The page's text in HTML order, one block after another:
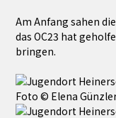
Am Anfang sahen
das OC23 hat
bringen.
Foto © Elena